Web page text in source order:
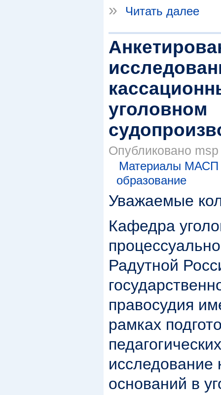
»
Читать далее
уголовном
Опубликовано
Материалы МАСП
образование
Уважаемые
Кафедра
Радутной
правосудия
рамках
исследование
оснований в